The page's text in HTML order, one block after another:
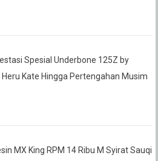
Spesial Underbone 125Z by
Heru Kate Hingga Pertengahan Musim
MX King RPM 14 Ribu M Syirat Sauqi